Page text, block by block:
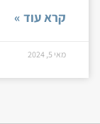
קרא עוד »
מאי 5, 2024